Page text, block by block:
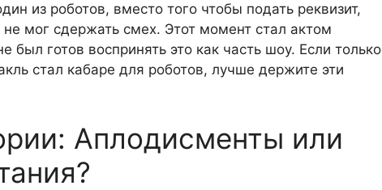
из роботов, вместо того чтобы подать реквизит,
мог сдержать смех. Этот момент стал актом
был готов воспринять это как часть шоу. Если только
стал кабаре для роботов, лучше держите эти
Аплодисменты или